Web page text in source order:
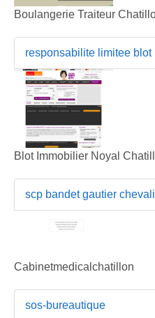
Boulangerie Traiteur
responsabilite limitee blot
Blot Immobilier Noyal
scp bandet gautier
Cabinetmedicalchatillon
sos-bureautique